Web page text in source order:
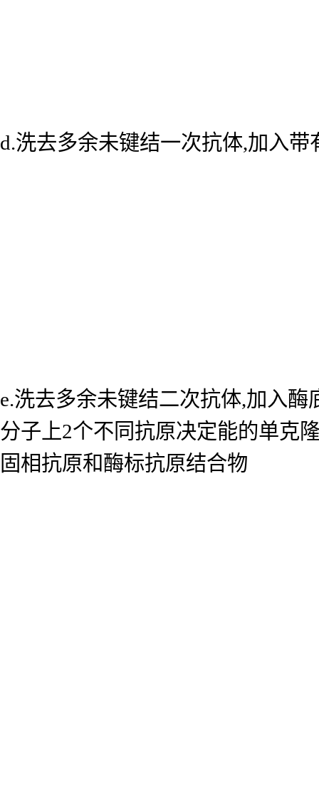
d.洗去多余未键结一次抗体,加入
e.洗去多余未键结二次抗体,加入
分子上2个不同抗原决定能的单克
固相抗原和酶标抗原结合物